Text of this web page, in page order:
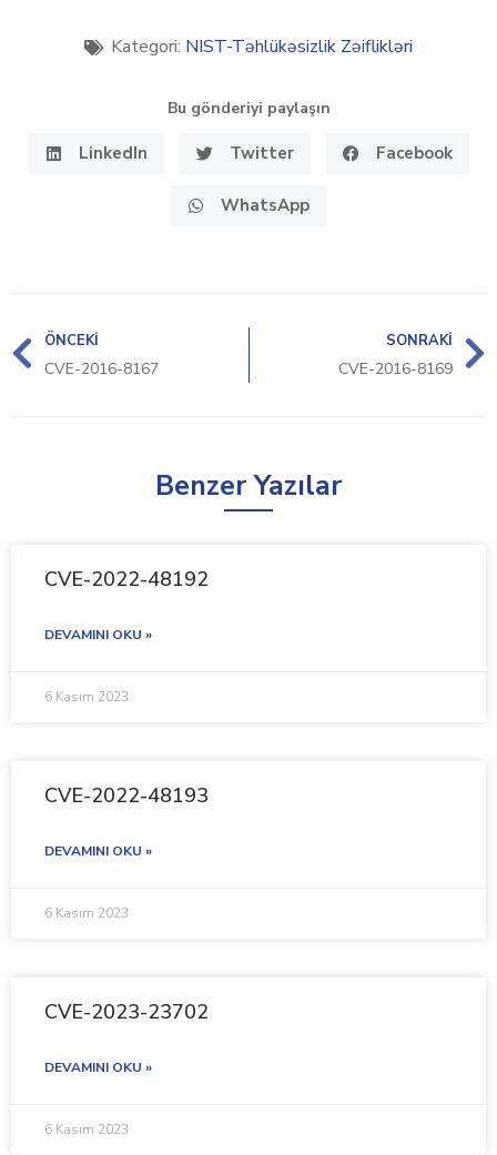
Kategori: NIST-Təhlükəsizlik Zəiflikləri
Bu gönderiyi paylaşın
LinkedIn Twitter Facebook
WhatsApp
ÖNCEKI
CVE-2016-8167
SONRAKI
CVE-2016-8169
Benzer Yazılar
CVE-2022-48192
DEVAMINI OKU »
6 Kasım 2023
CVE-2022-48193
DEVAMINI OKU »
6 Kasım 2023
CVE-2023-23702
DEVAMINI OKU »
6 Kasım 2023